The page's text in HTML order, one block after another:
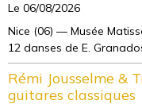
Le 06/08/2026
Nice (06) — Musée
12 danses de E.
Rémi Jousselme &
guitares classiques